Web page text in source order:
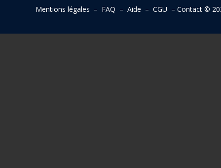
Mentions légales – FAQ – Aide – CGU – Contact©